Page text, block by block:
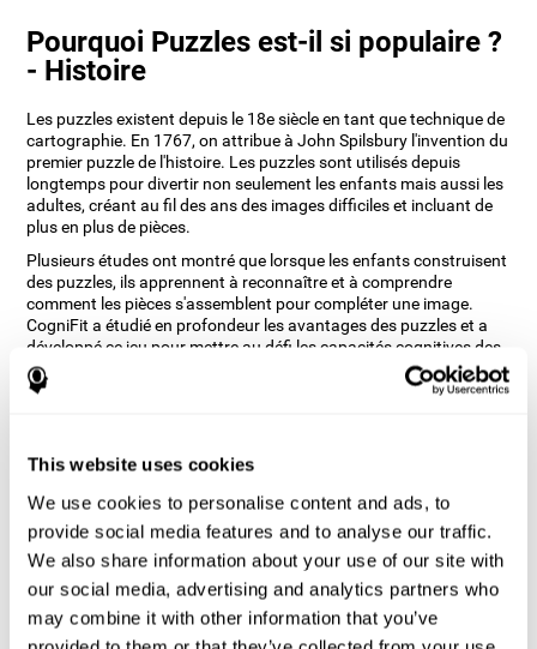
This website uses cookies
We use cookies to personalise content and ads, to
provide social media features and to analyse our traffic.
We also share information about your use of our site with
our social media, advertising and analytics partners who
may combine it with other information that you’ve
Pourquoi Puzzles est-il si populaire ?
- Histoire
Les puzzles existent depuis le 18e siècle en tant que technique de
cartographie. En 1767, on attribue à John Spilsbury l'invention du
premier puzzle de l'histoire. Les puzzles sont utilisés depuis
longtemps pour divertir non seulement les enfants mais aussi les
adultes, créant au fil des ans des images difficiles et incluant de
plus en plus de pièces.
Plusieurs études ont montré que lorsque les enfants construisent
des puzzles, ils apprennent à reconnaître et à comprendre
comment les pièces s'assemblent pour compléter une image.
CogniFit a étudié en profondeur les avantages des puzzles et a
développé ce jeu pour mettre au défi les capacités cognitives des
enfants et des adultes, telles que le balayage visuel et la
perception spatiale, entre autres.
améliore-t-il mes capacités
Jouer à des jeux comme Puzzles de CogniFit stimule un schéma
d'activation neuronale spécifique. Le fait de jouer de façon
répétée et de s'entraîner constamment à ce schéma aide les
circuits neuronaux à se réorganiser et à récupérer les fonctions
cognitives affaiblies ou endommagées.